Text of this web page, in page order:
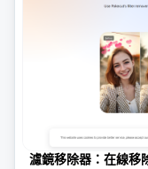
濾鏡移除器：在線移